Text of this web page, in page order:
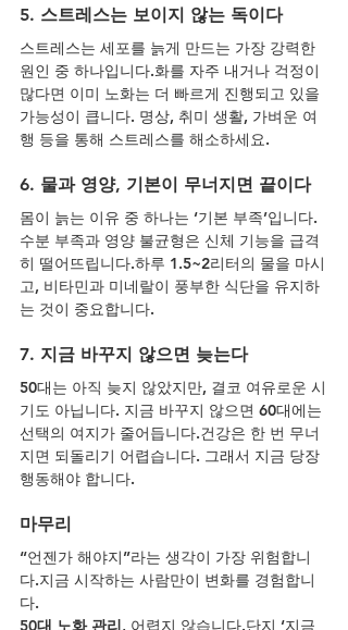
5. 스트레스는 보이지 않는 독이다
스트레스는 세포를 늙게 만드는 가장 강력한
원인 중 하나입니다.화를 자주 내거나 걱정이
많다면 이미 노화는 더 빠르게 진행되고 있을
가능성이 큽니다. 명상, 취미 생활, 가벼운 여
행 등을 통해 스트레스를 해소하세요.
6. 물과 영양, 기본이 무너지면 끝이다
몸이 늙는 이유 중 하나는 ‘기본 부족’입니다.
수분 부족과 영양 불균형은 신체 기능을 급격
히 떨어뜨립니다.하루 1.5~2리터의 물을 마시
고, 비타민과 미네랄이 풍부한 식단을 유지하
는 것이 중요합니다.
7. 지금 바꾸지 않으면 늦는다
50대는 아직 늦지 않았지만, 결코 여유로운 시
기도 아닙니다. 지금 바꾸지 않으면 60대에는
선택의 여지가 줄어듭니다.건강은 한 번 무너
지면 되돌리기 어렵습니다. 그래서 지금 당장
행동해야 합니다.
마무리
“언젠가 해야지”라는 생각이 가장 위험합니
다.지금 시작하는 사람만이 변화를 경험합니
다.
50대 노화 관리, 어렵지 않습니다.단지 ‘지금